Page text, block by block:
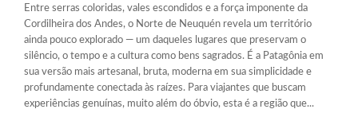
Entre serras coloridas, vales escondidos e a força imponente da
Cordilheira dos Andes, o Norte de Neuquén revela um território
ainda pouco explorado — um daqueles lugares que preservam o
silêncio, o tempo e a cultura como bens sagrados. É a Patagônia em
sua versão mais artesanal, bruta, moderna em sua simplicidade e
profundamente conectada às raízes. Para viajantes que buscam
experiências genuínas, muito além do óbvio, esta é a região que...